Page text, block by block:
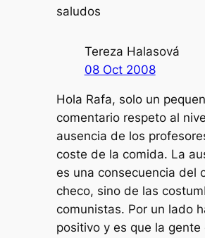
saludos
Tereza Halasová
08 Oct 2008
Hola Rafa, solo un
comentario respeto al
ausencia de los
coste de la comida. La
es una consecuencia del
checo, sino de las
comunistas. Por un lado
positivo y es que la gente